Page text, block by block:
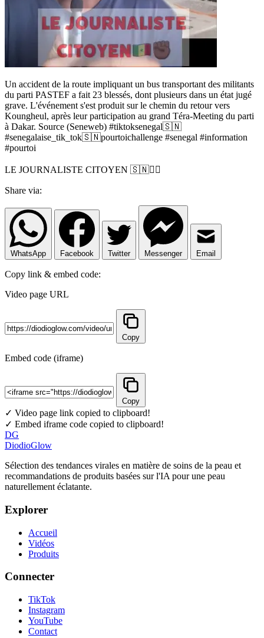
Un accident de la route impliquant un bus transportant des militants
du parti PASTEF a fait 23 blessés, dont plusieurs dans un état jugé
grave. L'événement s'est produit sur le chemin du retour vers
Koungheul, après leur participation au grand Téra-Meeting du parti
à Dakar. Source (Seneweb) #tiktoksenegal🇸🇳
#senegalaise_tik_tok🇸🇳pourtoichallenge #senegal #information
#pourtoi
LE JOURNALISTE CITOYEN 🇸🇳✊🏿
Share via:
WhatsApp Facebook Twitter Messenger Email
Copy link & embed code:
Video page URL
Copy
Embed code (iframe)
Copy
✓ Video page link copied to clipboard!
✓ Embed iframe code copied to clipboard!
DG
DiodioGlow
Sélection des tendances virales en matière de soins de la peau et
recommandations de produits basées sur l'IA pour une peau
naturellement éclatante.
Explorer
Accueil
Vidéos
Produits
Connecter
TikTok
Instagram
YouTube
Contact